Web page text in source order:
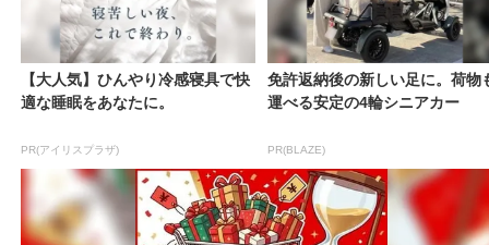
【大人気】ひんやり冷感寝具で快
適な睡眠をあなたに。
PR(アイリスプラザ)
免許返納後の新しい足に。荷物
運べる安定の4輪シニアカー
PR(BLAZE)